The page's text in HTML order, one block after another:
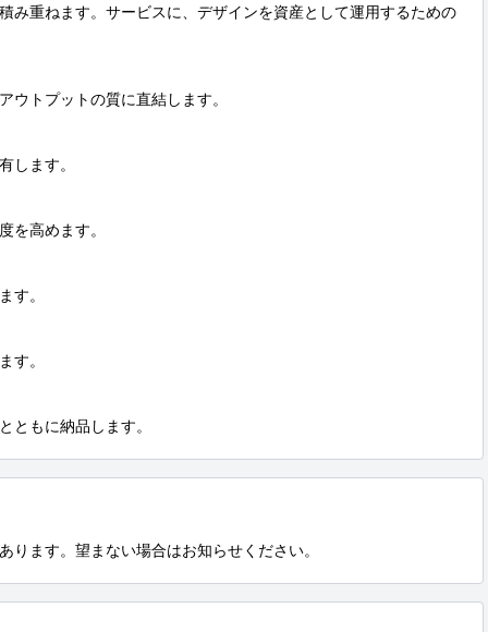
み重ねます。サービスに、デザインを資産として運用するための
ウトプットの質に直結します。
します。
を高めます。
す。
す。
ともに納品します。
ります。望まない場合はお知らせください。